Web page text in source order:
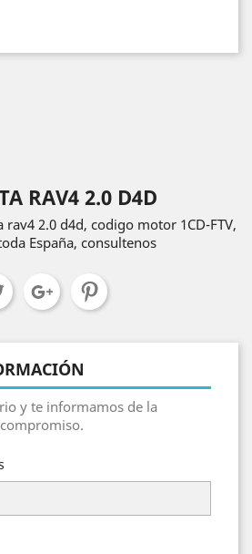
RAV4 2.0 D4D
2.0 d4d, codigo motor 1CD-FTV,
España, consultenos
y te informamos de la